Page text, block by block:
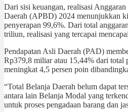
Dari sisi keuangan, realisasi
Daerah (APBD) 2024 menunjukkan
penyerapan 99,6%. Dari total
triliun, realisasi yang tercapai
Pendapatan Asli Daerah (PAD)
Rp379,8 miliar atau 15,44% dari total
meningkat 4,5 persen poin
“Total Belanja Daerah belum dapat
antara lain Belanja Modal yang
untuk proses pengadaan barang dan